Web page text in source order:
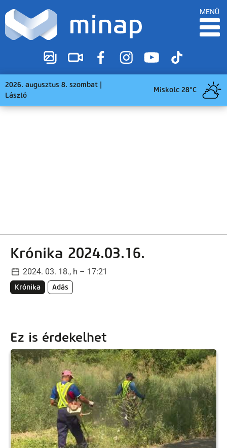
MENÜ
2026. augusztus 8. szombat |
László
Miskolc 28°C
Krónika 2024.03.16.
2024. 03. 18., h – 17:21
Krónika Adás
Ez is érdekelhet